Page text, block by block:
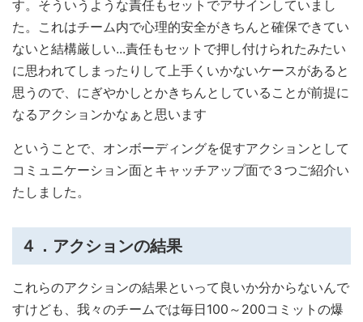
す。そういうような責任もセットでアサインしていまし
た。これはチーム内で心理的安全がきちんと確保できてい
ないと結構厳しい...責任もセットで押し付けられたみたい
に思われてしまったりして上手くいかないケースがあると
思うので、にぎやかしとかきちんとしていることが前提に
なるアクションかなぁと思います
ということで、オンボーディングを促すアクションとして
コミュニケーション面とキャッチアップ面で３つご紹介い
たしました。
４．アクションの結果
これらのアクションの結果といって良いか分からないんで
すけども、我々のチームでは毎日100～200コミットの爆